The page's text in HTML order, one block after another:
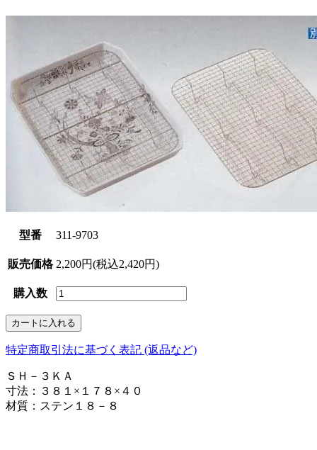
型番 311-9703
販売価格 2,200円(税込2,420円)
購入数
特定商取引法に基づく表記 (返品など)
ＳＨ－３ＫＡ
寸法：３８１×１７８×４０
材質：ステン１８－８